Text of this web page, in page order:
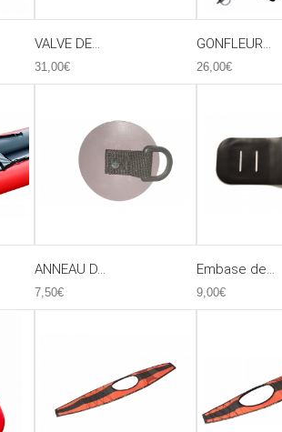
VALVE DE...
31,00€
GONFLEUR...
26,00€
ANNEAU D...
7,50€
Embase de...
9,00€